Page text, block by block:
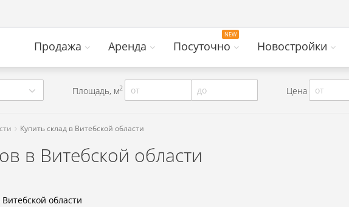
Продажа Аренда Посуточно Новостройки
Площадь, м2 от до Цена от
Купить склад в Витебской области
в Витебской области
области